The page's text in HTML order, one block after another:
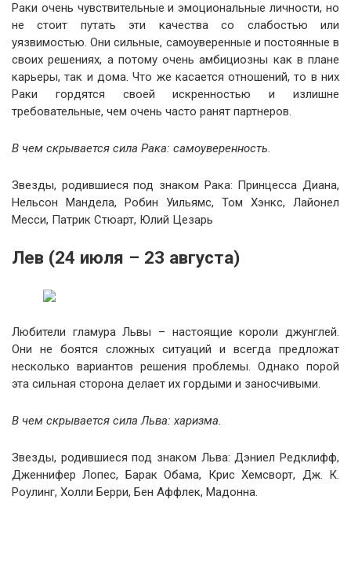
Раки очень чувствительные и эмоциональные личности, но
не стоит путать эти качества со слабостью или
уязвимостью. Они сильные, самоуверенные и постоянные в
своих решениях, а потому очень амбициозны как в плане
карьеры, так и дома. Что же касается отношений, то в них
Раки гордятся своей искренностью и излишне
требовательные, чем очень часто ранят партнеров.
В чем скрывается сила Рака: самоуверенность.
Звезды, родившиеся под знаком Рака: Принцесса Диана,
Нельсон Мандела, Робин Уильямс, Том Хэнкс, Лайонел
Месси, Патрик Стюарт, Юлий Цезарь
Лев (24 июля – 23 августа)
Любители гламура Львы – настоящие короли джунглей.
Они не боятся сложных ситуаций и всегда предложат
несколько вариантов решения проблемы. Однако порой
эта сильная сторона делает их гордыми и заносчивыми.
В чем скрывается сила Льва: харизма.
Звезды, родившиеся под знаком Льва: Дэниел Редклифф,
Дженнифер Лопес, Барак Обама, Крис Хемсворт, Дж. К.
Роулинг, Холли Берри, Бен Аффлек, Мадонна.